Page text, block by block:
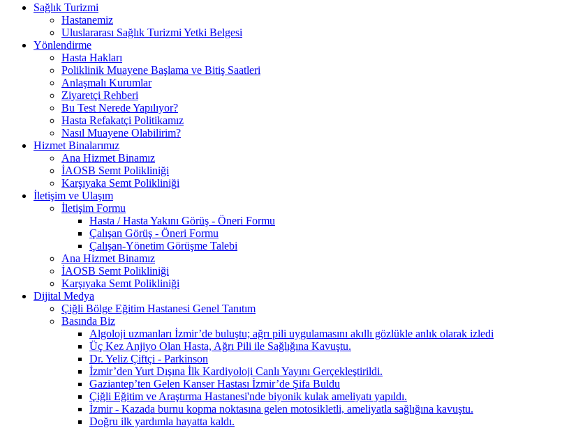
Sağlık Turizmi
Hastanemiz
Uluslararası Sağlık Turizmi Yetki Belgesi
Yönlendirme
Hasta Hakları
Poliklinik Muayene Başlama ve Bitiş Saatleri
Anlaşmalı Kurumlar
Ziyaretçi Rehberi
Bu Test Nerede Yapılıyor?
Hasta Refakatçi Politikamız
Nasıl Muayene Olabilirim?
Hizmet Binalarımız
Ana Hizmet Binamız
İAOSB Semt Polikliniği
Karşıyaka Semt Polikliniği
İletişim ve Ulaşım
İletişim Formu
Hasta / Hasta Yakını Görüş - Öneri Formu
Çalışan Görüş - Öneri Formu
Çalışan-Yönetim Görüşme Talebi
Ana Hizmet Binamız
İAOSB Semt Polikliniği
Karşıyaka Semt Polikliniği
Dijital Medya
Çiğli Bölge Eğitim Hastanesi Genel Tanıtım
Basında Biz
Algoloji uzmanları İzmir’de buluştu; ağrı pili uygulamasını akıllı gözlükle anlık olarak izledi
Üç Kez Anjiyo Olan Hasta, Ağrı Pili ile Sağlığına Kavuştu.
Dr. Yeliz Çiftçi - Parkinson
İzmir’den Yurt Dışına İlk Kardiyoloji Canlı Yayını Gerçekleştirildi.
Gaziantep’ten Gelen Kanser Hastası İzmir’de Şifa Buldu
Çiğli Eğitim ve Araştırma Hastanesi'nde biyonik kulak ameliyatı yapıldı.
İzmir - Kazada burnu kopma noktasına gelen motosikletli, ameliyatla sağlığına kavuştu.
Doğru ilk yardımla hayatta kaldı.